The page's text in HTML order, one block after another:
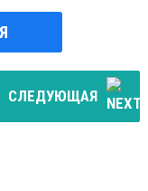
СЛЕДУЮЩАЯ